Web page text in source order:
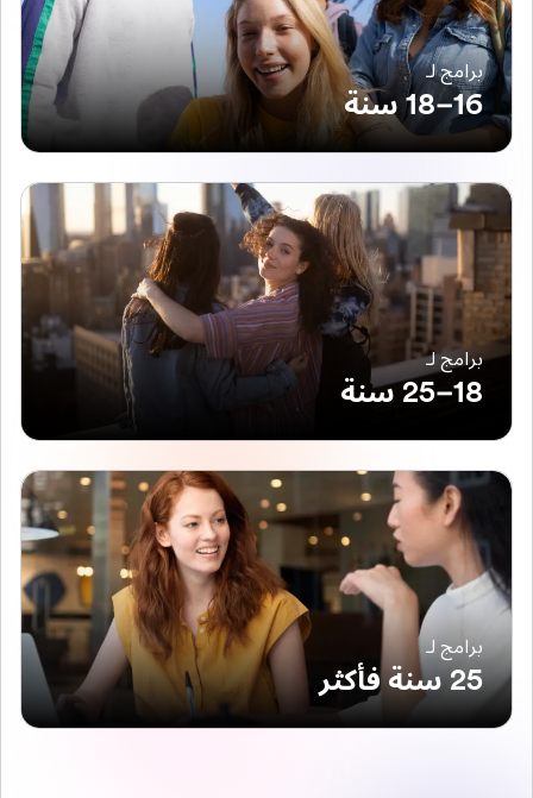
برامج لـ
16–18 سنة
برامج لـ
18–25 سنة
برامج لـ
25 سنة فأكثر